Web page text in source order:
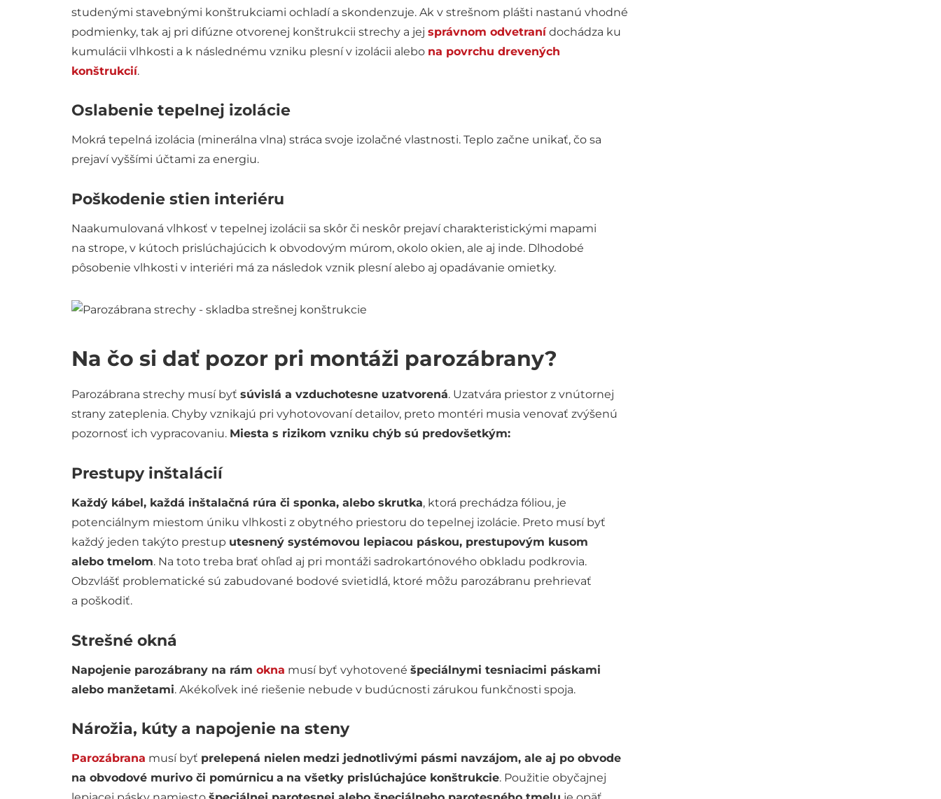
studenými stavebnými konštrukciami ochladí a skondenzuje. Ak v strešnom plášti nastanú vhodné
podmienky, tak aj pri difúzne otvorenej konštrukcii strechy a jej správnom odvetranídochádza ku
kumulácii vlhkosti a k následnému vzniku plesní v izolácii alebo na povrchu drevených
konštrukcií.
Oslabenie tepelnej izolácie
Mokrá tepelná izolácia (minerálna vlna) stráca svoje izolačné vlastnosti. Teplo začne unikať, čo sa
prejaví vyššími účtami za energiu.
Poškodenie stien interiéru
Naakumulovaná vlhkosť v tepelnej izolácii sa skôr či neskôr prejaví charakteristickými mapami
na strope, v kútoch prislúchajúcich k obvodovým múrom, okolo okien, ale aj inde. Dlhodobé
pôsobenie vlhkosti v interiéri má za následok vznik plesní alebo aj opadávanie omietky.
Na čo si dať pozor pri montáži parozábrany?
Parozábrana strechy musí byť súvislá a vzduchotesne uzatvorená. Uzatvára priestor z vnútornej
strany zateplenia. Chyby vznikajú pri vyhotovovaní detailov, preto montéri musia venovať zvýšenú
pozornosť ich vypracovaniu. Miesta s rizikom vzniku chýb sú predovšetkým:
Prestupy inštalácií
Každý kábel, každá inštalačná rúra či sponka, alebo skrutka, ktorá prechádza fóliou, je
potenciálnym miestom úniku vlhkosti z obytného priestoru do tepelnej izolácie. Preto musí byť
každý jeden takýto prestup utesnený systémovou lepiacou páskou, prestupovým kusom
alebo tmelom. Na toto treba brať ohľad aj pri montáži sadrokartónového obkladu podkrovia.
Obzvlášť problematické sú zabudované bodové svietidlá, ktoré môžu parozábranu prehrievať
a poškodiť.
Strešné okná
Napojenie parozábrany na rám okna musí byť vyhotovené špeciálnymi tesniacimi páskami
alebo manžetami. Akékoľvek iné riešenie nebude v budúcnosti zárukou funkčnosti spoja.
Nárožia, kúty a napojenie na steny
Parozábrana musí byť prelepená nielen medzi jednotlivými pásmi navzájom, ale aj po obvode
na obvodové murivo či pomúrnicu a na všetky prislúchajúce konštrukcie. Použitie obyčajnej